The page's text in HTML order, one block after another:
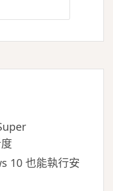
10 也能執行安